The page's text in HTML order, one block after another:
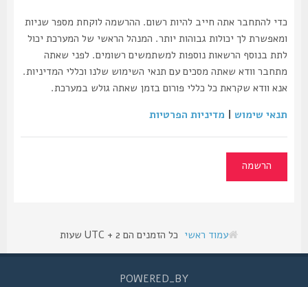
כדי להתחבר אתה חייב להיות רשום. ההרשמה לוקחת מספר שניות
ומאפשרת לך יכולות גבוהות יותר. המנהל הראשי של המערכת יכול
לתת בנוסף הרשאות נוספות למשתמשים רשומים. לפני שאתה
מתחבר וודא שאתה מסכים עם תנאי השימוש שלנו וכללי המדיניות.
אנא וודא שקראת כל כללי פורום בזמן שאתה גולש במערכת.
תנאי שימוש|מדיניות הפרטיות
הרשמה
עמוד ראשי כל הזמנים הם UTC + 2 שעות
POWERED_BY